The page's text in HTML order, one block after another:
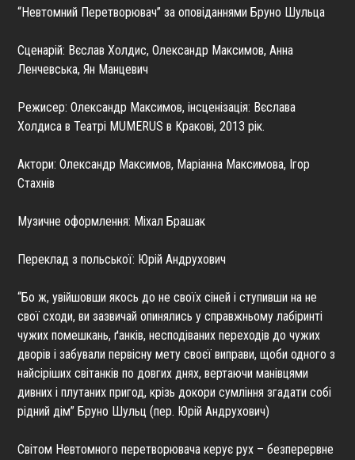
“Невтомний Перетворювач” за оповіданнями Бруно Шульца
Сценарій: Вєслав Холдис, Олександр Максимов, Анна
Ленчевська, Ян Манцевич
Режисер: Олександр Максимов, інсценізація: Вєслава
Холдиса в Театрі MUMERUS в Кракові, 2013 рік.
Актори: Олександр Максимов, Маріанна Максимова, Ігор
Стахнів
Музичне оформлення: Міхал Брашак
Переклад з польської: Юрій Андрухович
“Бо ж, увійшовши якось до не своїх сіней і ступивши на не
свої сходи, ви зазвичай опинялись у справжньому лабіринті
чужих помешкань, ґанків, несподіваних переходів до чужих
дворів і забували первісну мету своєї виправи, щоби одного з
найсіріших світанків по довгих днях, вертаючи манівцями
дивних і плутаних пригод, крізь докори сумління згадати собі
рідний дім” Бруно Шульц (пер. Юрій Андрухович)
Світом Невтомного перетворювача керує рух – безперервне